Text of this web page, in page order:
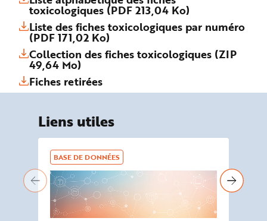
toxicologiques (PDF 213,04 Ko)
Liste des fiches toxicologiques par numéro
(PDF 171,02 Ko)
Collection des fiches toxicologiques (ZIP
49,64 Mo)
Fiches retirées
Liens utiles
BASE DE DONNÉES